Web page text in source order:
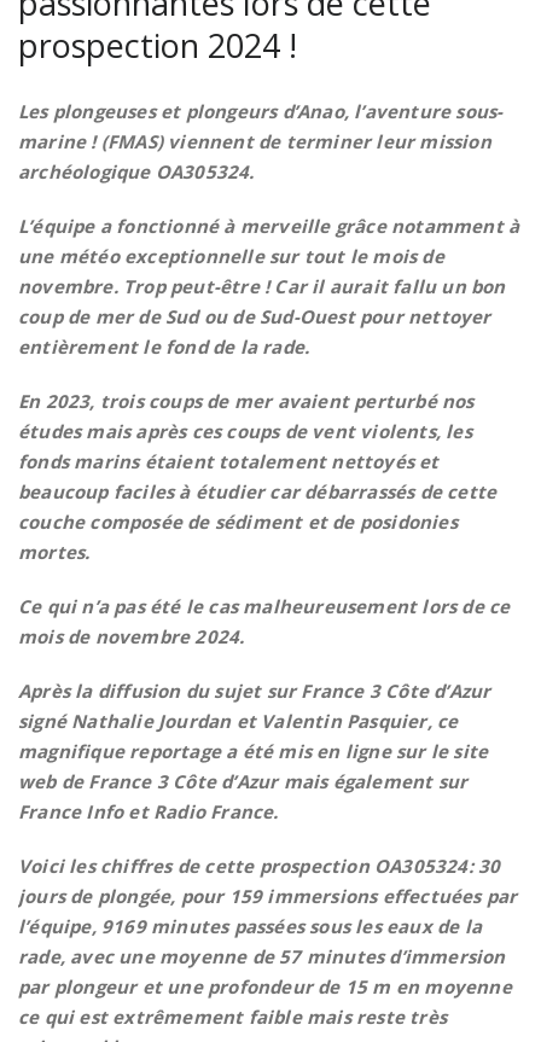
prospection 2024 !
Les plongeuses et plongeurs d’Anao, l’aventure sous-
marine ! (FMAS) viennent de terminer leur mission
archéologique OA305324.
L’équipe a fonctionné à merveille grâce notamment à
une météo exceptionnelle sur tout le mois de
novembre. Trop peut-être ! Car il aurait fallu un bon
coup de mer de Sud ou de Sud-Ouest pour nettoyer
entièrement le fond de la rade.
En 2023, trois coups de mer avaient perturbé nos
études mais après ces coups de vent violents, les
fonds marins étaient totalement nettoyés et
beaucoup faciles à étudier car débarrassés de cette
couche composée de sédiment et de posidonies
mortes.
Ce qui n’a pas été le cas malheureusement lors de ce
mois de novembre 2024.
Après la diffusion du sujet sur France 3 Côte d’Azur
signé Nathalie Jourdan et Valentin Pasquier, ce
magnifique reportage a été mis en ligne sur le site
web de France 3 Côte d’Azur mais également sur
France Info et Radio France.
Voici les chiffres de cette prospection OA305324: 30
jours de plongée, pour 159 immersions effectuées par
l’équipe, 9169 minutes passées sous les eaux de la
rade, avec une moyenne de 57 minutes d’immersion
par plongeur et une profondeur de 15 m en moyenne
ce qui est extrêmement faible mais reste très